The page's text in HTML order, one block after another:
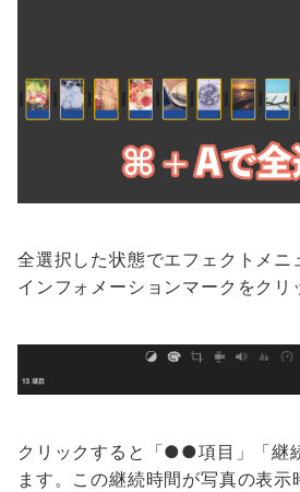
全選択した状態でエフェクトメニ
インフォメーションマークをクリ
クリックすると「●●項目」「継
ます。この継続時間が写真の表